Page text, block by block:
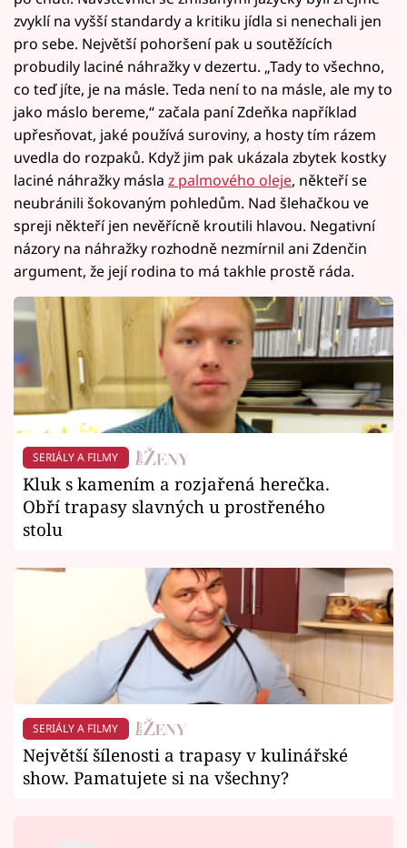
zvyklí na vyšší standardy a kritiku jídla si nenechali jen
pro sebe. Největší pohoršení pak u soutěžících
probudily laciné náhražky v dezertu. „Tady to všechno,
co teď jíte, je na másle. Teda není to na másle, ale my to
jako máslo bereme,“ začala paní Zdeňka například
upřesňovat, jaké používá suroviny, a hosty tím rázem
uvedla do rozpaků. Když jim pak ukázala zbytek kostky
laciné náhražky másla z palmového oleje, někteří se
neubránili šokovaným pohledům. Nad šlehačkou ve
spreji někteří jen nevěřícně kroutili hlavou. Negativní
názory na náhražky rozhodně nezmírnil ani Zdenčin
argument, že její rodina to má takhle prostě ráda.
SERIÁLY A FILMY
Kluk s kamením a rozjařená herečka.
Obří trapasy slavných u prostřeného
stolu
SERIÁLY A FILMY
Největší šílenosti a trapasy v kulinářské
show. Pamatujete si na všechny?